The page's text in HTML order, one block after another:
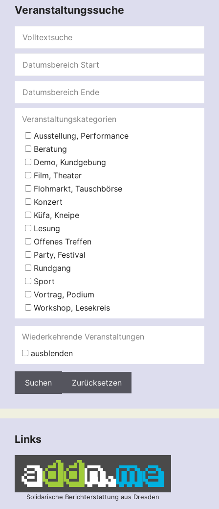
Veranstaltungssuche
Veranstaltungskategorien
Ausstellung, Performance
Beratung
Demo, Kundgebung
Film, Theater
Flohmarkt, Tauschbörse
Konzert
Küfa, Kneipe
Lesung
Offenes Treffen
Party, Festival
Rundgang
Sport
Vortrag, Podium
Workshop, Lesekreis
Wiederkehrende Veranstaltungen
ausblenden
Zurücksetzen
Links
Solidarische Berichterstattung aus Dresden